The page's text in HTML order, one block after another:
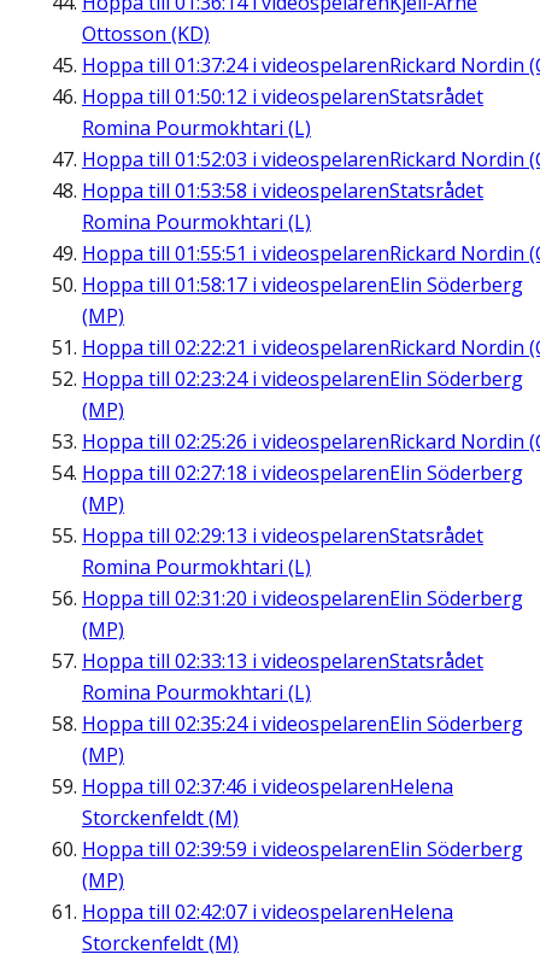
Ottosson (KD)
Hoppa till 01:37:24i videospelarenRickard Nordin
Hoppa till 01:50:12 i videospelarenStatsrådet
Romina Pourmokhtari (L)
Hoppa till 01:52:03 i videospelarenRickard Nordin
Hoppa till 01:53:58 i videospelarenStatsrådet
Romina Pourmokhtari (L)
Hoppa till 01:55:51 i videospelarenRickard Nordin
Hoppa till 01:58:17 i videospelarenElin Söderberg
(MP)
Hoppa till 02:22:21 i videospelarenRickard Nordin
Hoppa till 02:23:24i videospelarenElin Söderberg
(MP)
Hoppa till 02:25:26 i videospelarenRickard Nordin
Hoppa till 02:27:18 i videospelarenElin Söderberg
(MP)
Hoppa till 02:29:13 i videospelarenStatsrådet
Romina Pourmokhtari (L)
Hoppa till 02:31:20 i videospelarenElin Söderberg
(MP)
Hoppa till 02:33:13 i videospelarenStatsrådet
Romina Pourmokhtari (L)
Hoppa till 02:35:24i videospelarenElin Söderberg
(MP)
Hoppa till 02:37:46 i videospelarenHelena
Storckenfeldt (M)
Hoppa till 02:39:59 i videospelarenElin Söderberg
(MP)
Hoppa till 02:42:07 i videospelarenHelena
Storckenfeldt (M)